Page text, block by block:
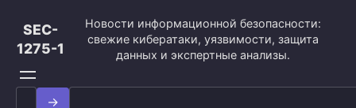
контенту
SEC-
1275-1
Новости информационной безопасности:
свежие кибератаки, уязвимости, защита
данных и экспертные анализы.
Search